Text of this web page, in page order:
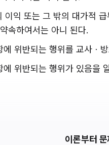
익 또는 그 밖의 대가적
속하여서는 아니 된다.
위반되는 행위를 교사ㆍ
위반되는 행위가 있음을
이론부터